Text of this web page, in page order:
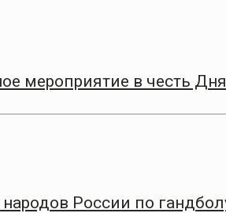
мероприятие в честь
России по